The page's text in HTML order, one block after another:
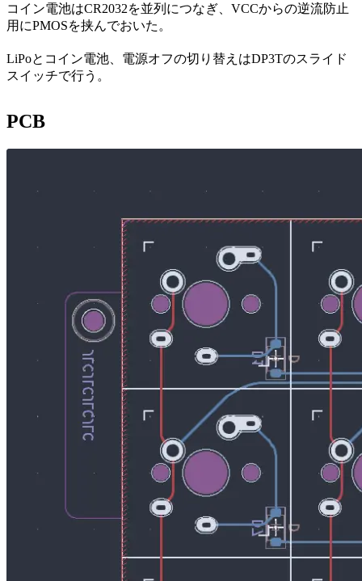
コイン電池はCR2032を並列につなぎ、VCCからの逆流防止
用にPMOSを挟んでおいた。
LiPoとコイン電池、電源オフの切り替えはDP3Tのスライド
スイッチで行う。
PCB